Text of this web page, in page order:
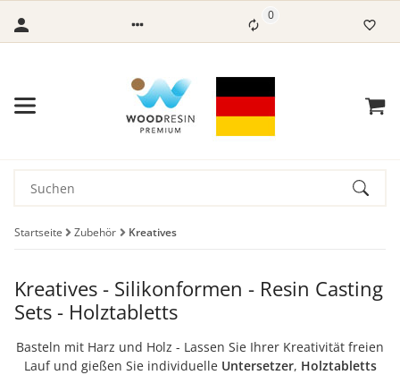
0
Startseite Zubehör Kreatives
Kreatives - Silikonformen - Resin Casting
Sets - Holztabletts
Basteln mit Harz und Holz - Lassen Sie Ihrer Kreativität freien
Lauf und gießen Sie individuelle Untersetzer, Holztabletts